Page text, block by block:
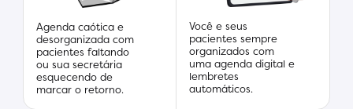
Agenda caótica e
desorganizada com
pacientes faltando
ou sua secretária
esquecendo de
marcar o retorno.
Você e seus
pacientes sempre
organizados com
uma agenda digital e
lembretes
automáticos.